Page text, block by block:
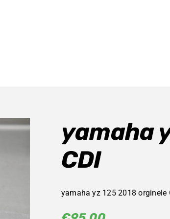
yamaha
CDI
yamaha yz 125 2018 orginele